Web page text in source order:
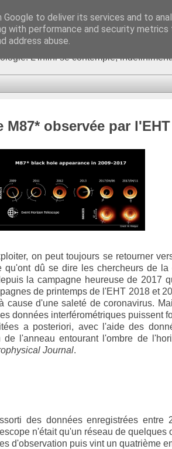
L'infini se contemple,
observée par l'EHT
on peut toujours se retourner
dû se dire les chercheurs de la
la campagne heureuse de 2017
de printemps de l'EHT 2018 et
d'une saleté de coronavirus.
données interférométriques puissent
a posteriori, avec l'aide des
de l'anneau entourant l'ombre de
Journal.
des données enregistrées
n'était qu'un réseau de quelques
d'observation puis vint un quatrième
to deliver its services and to
with performance and security
address abuse.